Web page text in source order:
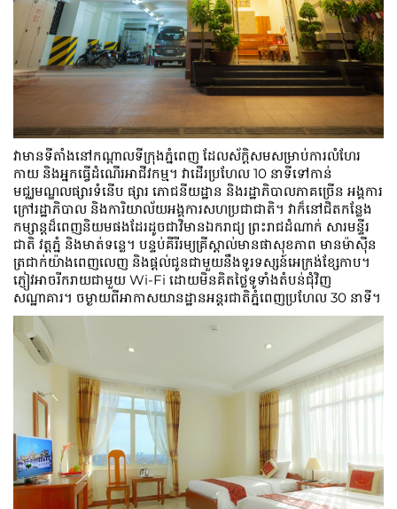
វាមានទីតាំងនៅកណ្តាលទីក្រុងភ្នំពេញ ដែលស័ក្តិសមសម្រាប់ការលំហែរ
កាយ និងអ្នកធ្វើដំណើរអាជីវកម្ម។ វាដើរប្រហែល 10 នាទីទៅកាន់
មជ្ឈមណ្ឌលផ្សារទំនើប ផ្សារ ភោជនីយដ្ឋាន និងរដ្ឋាភិបាលភាគច្រើន អង្គការ
ក្រៅរដ្ឋាភិបាល និងការិយាល័យអង្គការសហប្រជាជាតិ។ វា​ក៏​នៅ​ជិត​កន្លែង​
កម្សាន្ត​ដ៏​ពេញនិយម​ផងដែរ​ដូចជា​វិមានឯករាជ្យ ព្រះរាជ​ដំណាក់ សារមន្ទីរ
ជាតិ វត្តភ្នំ និង​មាត់ទន្លេ។ បន្ទប់គីរីរម្យគ្រីស្តាល់មានផាសុខភាព មានម៉ាស៊ីន
ត្រជាក់យ៉ាងពេញលេញ និងផ្តល់ជូនជាមួយនឹងទូរទស្សន៍អេក្រង់ខ្សែកាប។
ភ្ញៀវអាចរីករាយជាមួយ Wi-Fi ដោយមិនគិតថ្លៃទូទាំងតំបន់ជុំវិញ
សណ្ឋាគារ។ ចម្ងាយពីអាកាសយានដ្ឋានអន្តរជាតិភ្នំពេញប្រហែល 30 នាទី។